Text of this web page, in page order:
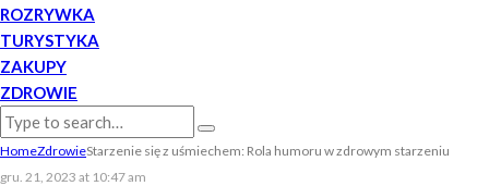
ROZRYWKA
TURYSTYKA
ZAKUPY
ZDROWIE
HomeZdrowieStarzenie się z uśmiechem: Rola humoru w zdrowym starzeniu
gru. 21, 2023 at 10:47 am